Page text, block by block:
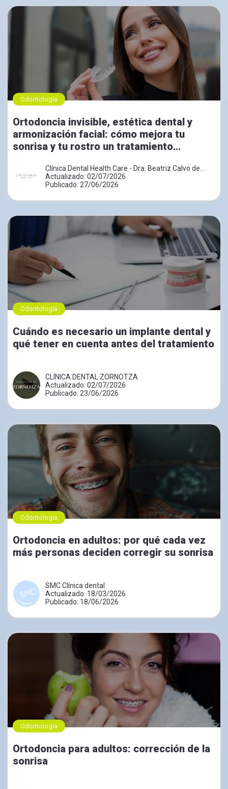
Odontología
Ortodoncia invisible, estética dental y
armonización facial: cómo mejora tu
sonrisa y tu rostro un tratamiento
Clínica Dental Health Care - Dra. Beatriz Calvo de
Mora
Actualizado: 02/07/2026
Publicado: 27/06/2026
Odontología
Cuándo es necesario un implante dental y
qué tener en cuenta antes del tratamiento
CLÍNICA DENTAL ZORNOTZA
Actualizado: 02/07/2026
Publicado: 23/06/2026
Odontología
Ortodoncia en adultos: por qué cada vez
más personas deciden corregir su sonrisa
SMC Clínica dental
Actualizado: 18/03/2026
Publicado: 18/06/2026
Odontología
Ortodoncia para adultos: corrección de la
sonrisa